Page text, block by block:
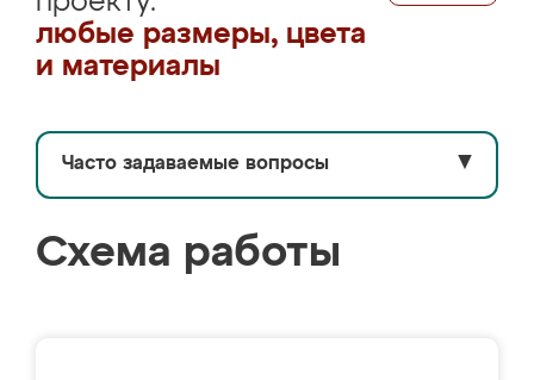
любые размеры, цвета
и материалы
Часто задаваемые вопросы ▼
Схема работы